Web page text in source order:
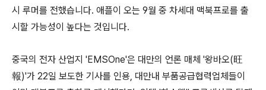
시 루머를 전했습니다. 애플이 오는 9월 중 차세대 맥북프로를 출
시할 가능성이 높다는 것입니다.
중국의 전자 산업지 'EMSOne'은 대만의 언론 매체 '왕바오(旺
報)'가 22일 보도한 기사를 인용, 대만내 부품공급협력업체들이